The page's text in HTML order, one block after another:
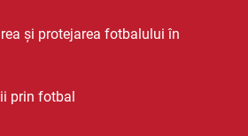
și protejarea fotbalului în
prin fotbal